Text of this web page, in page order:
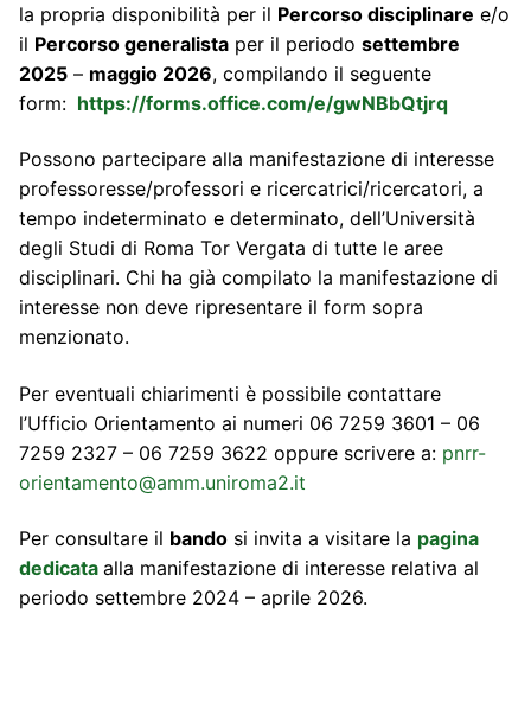
la propria disponibilità per il Percorso disciplinare e/o
il Percorso generalista per il periodo settembre
2025 – maggio 2026, compilando il seguente
form: https://forms.office.com/e/gwNBbQtjrq
Possono partecipare alla manifestazione di interesse
professoresse/professori e ricercatrici/ricercatori, a
tempo indeterminato e determinato, dell’Università
degli Studi di Roma Tor Vergata di tutte le aree
disciplinari. Chi ha già compilato la manifestazione di
interesse non deve ripresentare il form sopra
menzionato.
Per eventuali chiarimenti è possibile contattare
l’Ufficio Orientamento ai numeri 06 7259 3601 – 06
7259 2327 – 06 7259 3622 oppure scrivere a: pnrr-
orientamento@amm.uniroma2.it
Per consultare il bando si invita a visitare la pagina
dedicata alla manifestazione di interesse relativa al
periodo settembre 2024 – aprile 2026.